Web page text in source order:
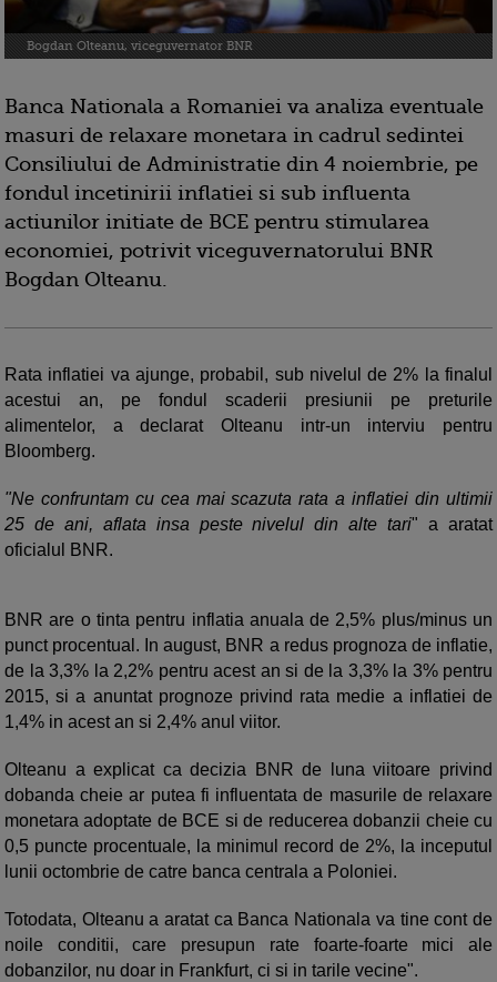
Bogdan Olteanu, viceguvernator BNR
Banca Nationala a Romaniei va analiza eventuale
masuri de relaxare monetara in cadrul sedintei
Consiliului de Administratie din 4 noiembrie, pe
fondul incetinirii inflatiei si sub influenta
actiunilor initiate de BCE pentru stimularea
economiei, potrivit viceguvernatorului BNR
Bogdan Olteanu.
Rata inflatiei va ajunge, probabil, sub nivelul de 2% la finalul
acestui an, pe fondul scaderii presiunii pe preturile
alimentelor, a declarat Olteanu intr-un interviu pentru
Bloomberg.
"Ne confruntam cu cea mai scazuta rata a inflatiei din ultimii
25 de ani, aflata insa peste nivelul din alte tari" a aratat
oficialul BNR.
BNR are o tinta pentru inflatia anuala de 2,5% plus/minus un
punct procentual. In august, BNR a redus prognoza de inflatie,
de la 3,3% la 2,2% pentru acest an si de la 3,3% la 3% pentru
2015, si a anuntat prognoze privind rata medie a inflatiei de
1,4% in acest an si 2,4% anul viitor.
Olteanu a explicat ca decizia BNR de luna viitoare privind
dobanda cheie ar putea fi influentata de masurile de relaxare
monetara adoptate de BCE si de reducerea dobanzii cheie cu
0,5 puncte procentuale, la minimul record de 2%, la inceputul
lunii octombrie de catre banca centrala a Poloniei.
Totodata, Olteanu a aratat ca Banca Nationala va tine cont de
noile conditii, care presupun rate foarte-foarte mici ale
dobanzilor, nu doar in Frankfurt, ci si in tarile vecine".